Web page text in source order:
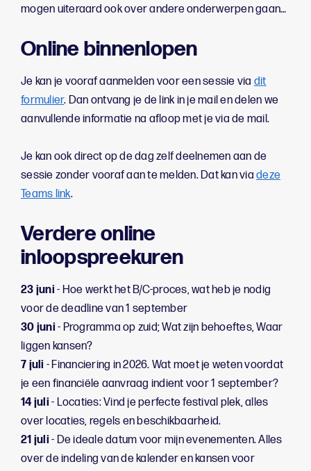
mogen uiteraard ook over andere onderwerpen gaan…
Online binnenlopen
Je kan je vooraf aanmelden voor een sessie via dit
formulier. Dan ontvang je de link in je mail en delen we
aanvullende informatie na afloop met je via de mail.
Je kan ook direct op de dag zelf deelnemen aan de
sessie zonder vooraf aan te melden. Dat kan via deze
Teams link.
Verdere online
inloopspreekuren
23 juni - Hoe werkt het B/C-proces, wat heb je nodig
voor de deadline van 1 september
30 juni - Programma op zuid; Wat zijn behoeftes, Waar
liggen kansen?
7 juli - Financiering in 2026. Wat moet je weten voordat
je een financiële aanvraag indient voor 1 september?
14 juli - Locaties: Vind je perfecte festival plek, alles
over locaties, regels en beschikbaarheid.
21 juli - De ideale datum voor mijn evenementen. Alles
over de indeling van de kalender en kansen voor